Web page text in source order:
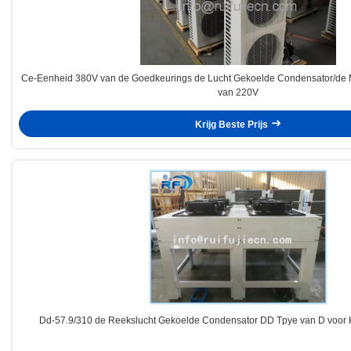
Ce-Eenheid 380V van de Goedkeurings de Lucht Gekoelde Condensator/de
van 220V
Krijg Beste Prijs
Dd-57.9/310 de Reekslucht Gekoelde Condensator DD Tpye van D